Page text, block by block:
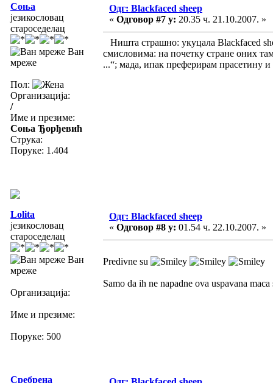
Соња
језикословац
староседелац
Ван
мреже
Пол:
Организација:
/
Име и презиме:
Соња Ђорђевић
Струка:
Поруке: 1.404
Одг: Blackfaced sheep
« Одговор #7 у: 20.35 ч. 21.10.2007. »
Ништа страшно: укуцала Blackfaced
смисловима: на почетку стране оних
...“; мада, ипак преферирам прасетину
Lolita
језикословац
староседелац
Ван
мреже
Организација:
Име и презиме:
Поруке: 500
Одг: Blackfaced sheep
« Одговор #8 у: 01.54 ч. 22.10.2007. »
Predivne su
Samo da ih ne napadne ova uspavana
Сребрена